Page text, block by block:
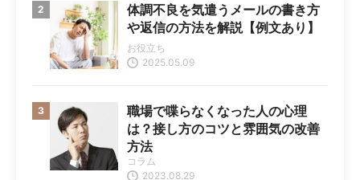
体調不良を気遣うメールの書き方
や返信の方法を解説【例文あり】
2025.05.09
お役立ち
職場で喋らなくなった人の心理
は？接し方のコツと雰囲気の改善
方法
2023.08.29
コラム